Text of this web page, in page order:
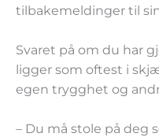
tilbakemeldinger til
Svaret på om du har
ligger som oftest i
egen trygghet og
– Du må stole på deg